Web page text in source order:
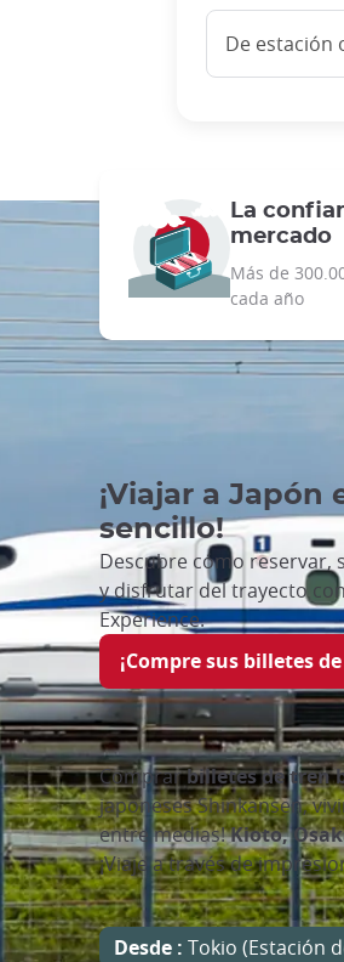
De estación
La
mercado
Más de
cada año
¡Viajar a Japón
sencillo!
Descubre cómo reservar,
y disfrutar del trayecto
Experience.
¡Compre sus billetes
Comprarbilletes de tren
japoneses Shinkansen,
entre medias!Kioto,
¡Viaje a través de
Desde : Tokio (Estación